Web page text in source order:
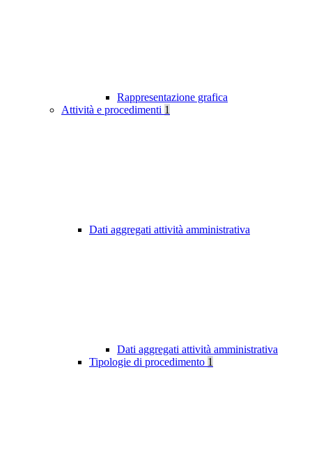
Rappresentazione grafica
Attività e procedimenti 1
Dati aggregati attività amministrativa
Dati aggregati attività amministrativa
Tipologie di procedimento 1